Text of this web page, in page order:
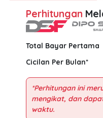
Perhitungan
Total Bayar Pertama
Cicilan Per Bulan*
*Perhitungan ini
mengikat, dan